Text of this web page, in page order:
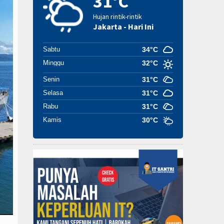
Hujan rintik-rintik
Jakarta - Hari Ini
Sabtu 34°C
Minggu 32°C
Senin 31°C
Selasa 31°C
Rabu 31°C
Kamis 30°C